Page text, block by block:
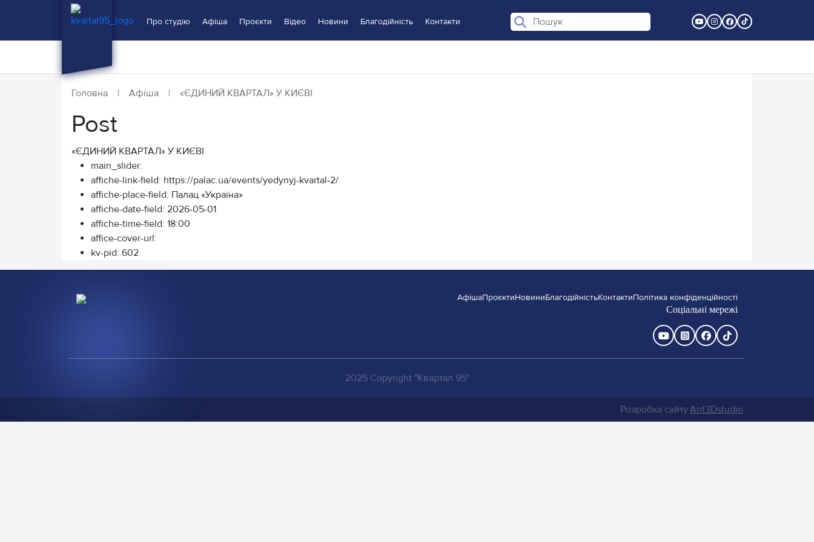
Про студію Афіша Проєкти Відео Новини Благодійність Контакти
Головна | Афіша | «ЄДИНИЙ КВАРТАЛ» У КИЄВІ
Post
«ЄДИНИЙ КВАРТАЛ» У КИЄВІ
main_slider:
affiche-link-field: https://palac.ua/events/yedynyj-kvartal-2/
affiche-place-field: Палац «Україна»
affiche-date-field: 2026-05-01
affiche-time-field: 18:00
affice-cover-url:
kv-pid: 602
АфішаПроєктиНовиниБлагодійністьКонтактиПолітика конфіденційності
Соціальні мережі
2025 Copyright "Квартал 95"
Розробка сайтуAnt3Dstudio